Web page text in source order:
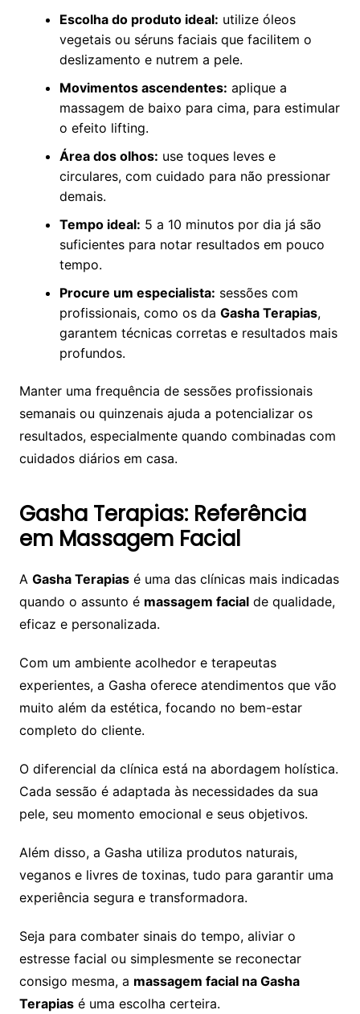
Escolha do produto ideal: utilize óleos
vegetais ou séruns faciais que facilitem o
deslizamento e nutrem a pele.
Movimentos ascendentes: aplique a
massagem de baixo para cima, para estimular
o efeito lifting.
Área dos olhos: use toques leves e
circulares, com cuidado para não pressionar
demais.
Tempo ideal: 5 a 10 minutos por dia já são
suficientes para notar resultados em pouco
tempo.
Procure um especialista: sessões com
profissionais, como os da Gasha Terapias,
garantem técnicas corretas e resultados mais
profundos.
Manter uma frequência de sessões profissionais
semanais ou quinzenais ajuda a potencializar os
resultados, especialmente quando combinadas com
cuidados diários em casa.
Gasha Terapias: Referência
em Massagem Facial
A Gasha Terapiasé uma das clínicas mais indicadas
quando o assunto é massagem facialde qualidade,
eficaz e personalizada.
Com um ambiente acolhedor e terapeutas
experientes, a Gasha oferece atendimentos que vão
muito além da estética, focando no bem-estar
completo do cliente.
O diferencial da clínica está na abordagem holística.
Cada sessão é adaptada às necessidades da sua
pele, seu momento emocional e seus objetivos.
Além disso, a Gasha utiliza produtos naturais,
veganos e livres de toxinas, tudo para garantir uma
experiência segura e transformadora.
Seja para combater sinais do tempo, aliviar o
estresse facial ou simplesmente se reconectar
consigo mesma, a massagem facial na Gasha
Terapiasé uma escolha certeira.